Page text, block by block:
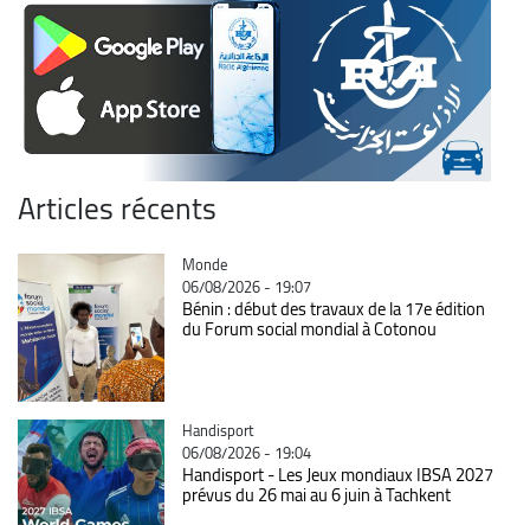
Articles récents
Catégorie
Monde
06/08/2026 - 19:07
Bénin : début des travaux de la 17e édition
du Forum social mondial à Cotonou
Catégorie
Handisport
06/08/2026 - 19:04
Handisport - Les Jeux mondiaux IBSA 2027
prévus du 26 mai au 6 juin à Tachkent